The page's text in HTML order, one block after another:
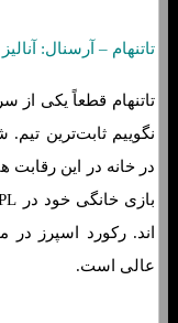
تاتنهام – آرسنال:
تاتنهام قطعاً یکی از
اند. رکورد اسپرز
عالی است.